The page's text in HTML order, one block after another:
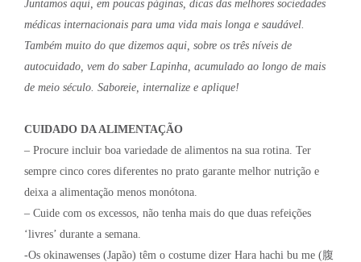
Juntamos aqui, em poucas páginas, dicas das melhores sociedades
médicas internacionais para uma vida mais longa e saudável.
Também muito do que dizemos aqui, sobre os três níveis de
autocuidado, vem do saber Lapinha, acumulado ao longo de mais
de meio século. Saboreie, internalize e aplique!
CUIDADO DA ALIMENTAÇÃO
– Procure incluir boa variedade de alimentos na sua rotina. Ter
sempre cinco cores diferentes no prato garante melhor nutrição e
deixa a alimentação menos monótona.
– Cuide com os excessos, não tenha mais do que duas refeições
‘livres’ durante a semana.
-Os okinawenses (Japão) têm o costume dizer Hara hachi bu me (腹